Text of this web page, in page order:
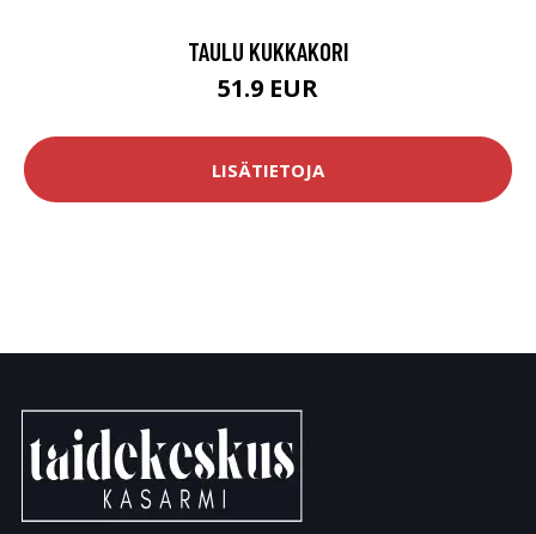
TAULU KUKKAKORI
51.9 EUR
LISÄTIETOJA